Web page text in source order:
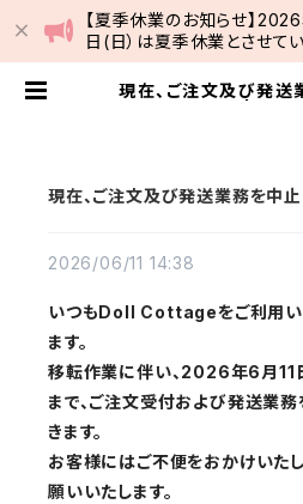
【夏季休業のお知らせ】
日(日）は夏季休業とさせてい
現在、ご注文及び発送
現在、ご注文及び発送業務を中止
2026/06/11 14:38
いつもDoll Cottageをご利用い
ます。
移転作業に伴い、2026年6月11日
まで、ご注文受付および発送業
きます。
お客様にはご不便をおかけいた
願いいたします。